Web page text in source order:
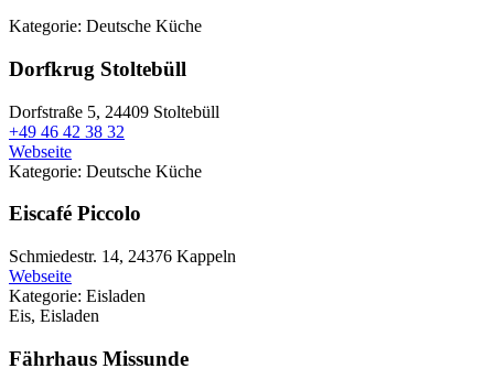
Kategorie: Deutsche Küche
Dorfkrug Stoltebüll
Dorfstraße 5, 24409 Stoltebüll
+49 46 42 38 32
Webseite
Kategorie: Deutsche Küche
Eiscafé Piccolo
Schmiedestr. 14, 24376 Kappeln
Webseite
Kategorie: Eisladen
Eis, Eisladen
Fährhaus Missunde